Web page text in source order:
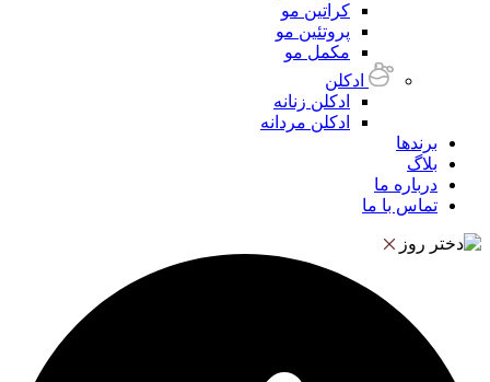
کراتین مو
پروتئین مو
مکمل مو
ادکلن
ادکلن زنانه
ادکلن مردانه
برندها
بلاگ
درباره ما
تماس با ما